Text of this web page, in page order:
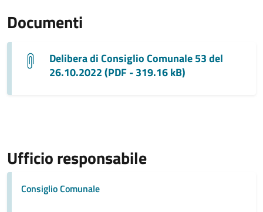
Documenti
Delibera di Consiglio Comunale 53 del
26.10.2022 (PDF - 319.16 kB)
Ufficio responsabile
Consiglio Comunale